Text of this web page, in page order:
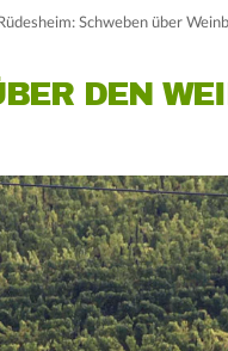
Schweben über
DEN